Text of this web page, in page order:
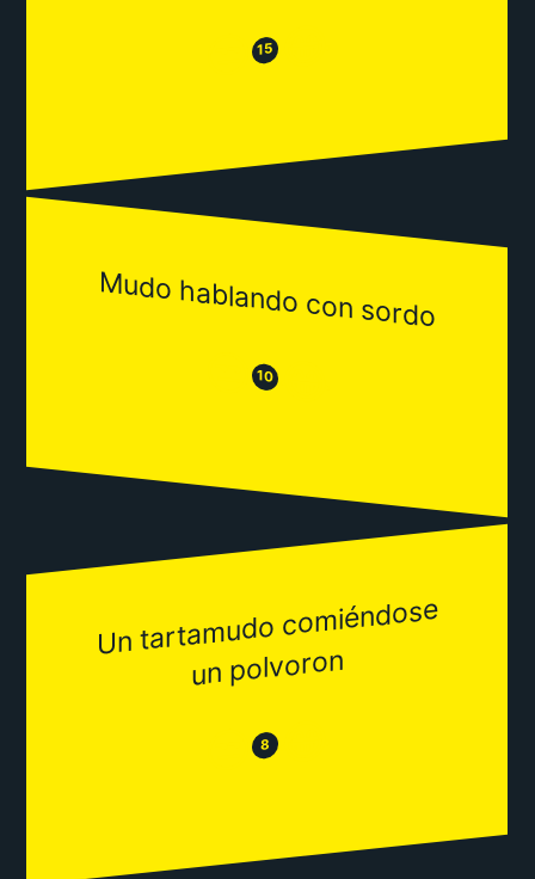
😒 15 😂
Mudo hablando con sordo
😒 10 😂
Un tarta
mudo co
miéndose
un polvoron
😒 8 😂